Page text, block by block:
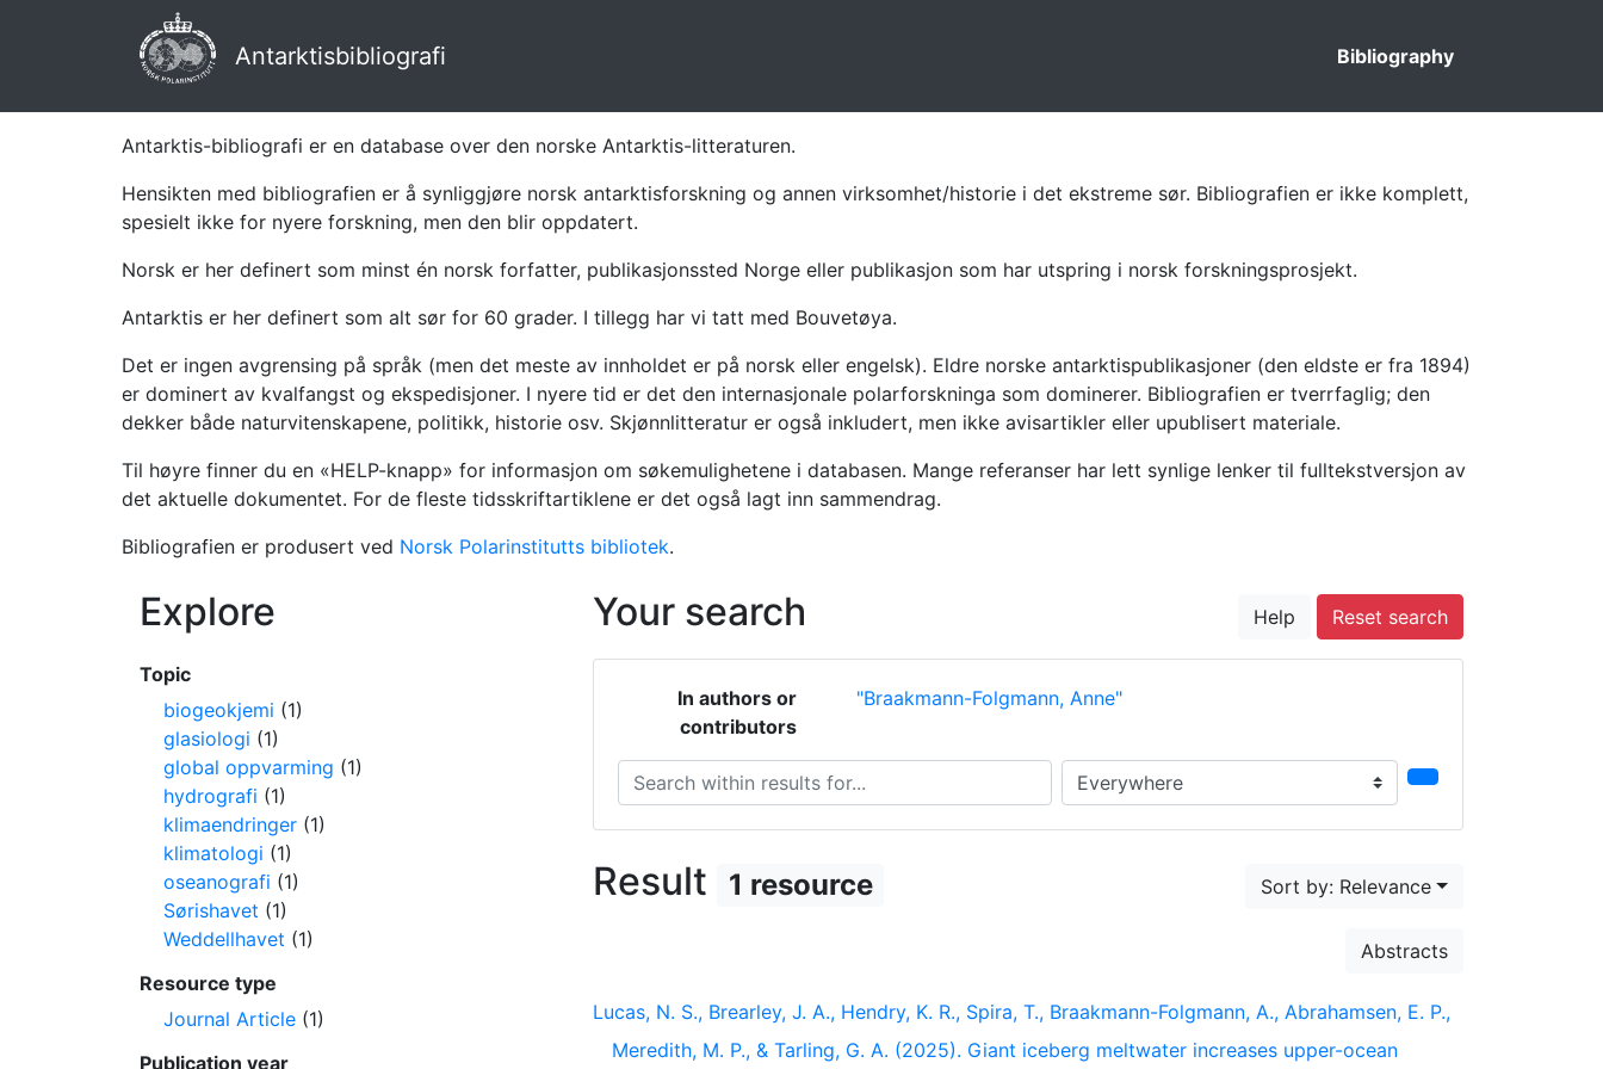
Antarktisbibliografi Bibliography
Antarktis-bibliografi er en database over den norske Antarktis-litteraturen.
Hensikten med bibliografien er å synliggjøre norsk antarktisforskning og annen virksomhet/historie i det ekstreme sør. Bibliografien er ikke komplett,
spesielt ikke for nyere forskning, men den blir oppdatert.
Norsk er her definert som minst én norsk forfatter, publikasjonssted Norge eller publikasjon som har utspring i norsk forskningsprosjekt.
Antarktis er her definert som alt sør for 60 grader. I tillegg har vi tatt med Bouvetøya.
Det er ingen avgrensing på språk (men det meste av innholdet er på norsk eller engelsk). Eldre norske antarktispublikasjoner (den eldste er fra 1894)
er dominert av kvalfangst og ekspedisjoner. I nyere tid er det den internasjonale polarforskninga som dominerer. Bibliografien er tverrfaglig; den
dekker både naturvitenskapene, politikk, historie osv. Skjønnlitteratur er også inkludert, men ikke avisartikler eller upublisert materiale.
Til høyre finner du en «HELP-knapp» for informasjon om søkemulighetene i databasen. Mange referanser har lett synlige lenker til fulltekstversjon av
det aktuelle dokumentet. For de fleste tidsskriftartiklene er det også lagt inn sammendrag.
Bibliografien er produsert ved Norsk Polarinstitutts bibliotek.
Your search Help Reset search
In authors or
contributors
"Braakmann-Folgmann, Anne"
Search within results for... Search in...
Result 1 resource Sort by: Relevance
Abstracts
Lucas, N. S., Brearley, J. A., Hendry, K. R., Spira, T., Braakmann-Folgmann, A., Abrahamsen, E. P.,
Meredith, M. P., & Tarling, G. A. (2025). Giant iceberg meltwater increases upper-ocean
Explore
Topic
biogeokjemi (1)
glasiologi (1)
global oppvarming (1)
hydrografi (1)
klimaendringer (1)
klimatologi (1)
oseanografi (1)
Sørishavet (1)
Weddellhavet (1)
Resource type
Journal Article (1)
Publication year